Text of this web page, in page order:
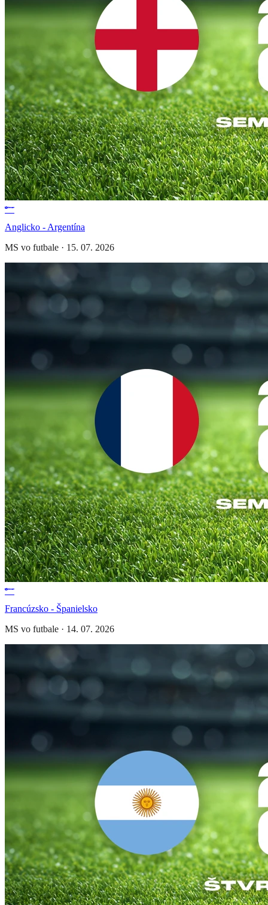
Anglicko - Argentína
MS vo futbale · 15. 07. 2026
Francúzsko - Španielsko
MS vo futbale · 14. 07. 2026